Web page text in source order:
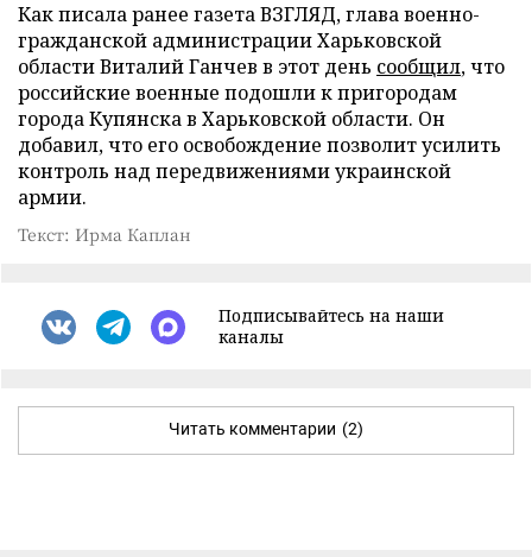
Как писала ранее газета ВЗГЛЯД, глава военно-
гражданской администрации Харьковской
области Виталий Ганчев в этот день сообщил, что
российские военные подошли к пригородам
города Купянска в Харьковской области. Он
добавил, что его освобождение позволит усилить
контроль над передвижениями украинской
армии.
Текст: Ирма Каплан
Подписывайтесь на наши
каналы
Читать комментарии (2)